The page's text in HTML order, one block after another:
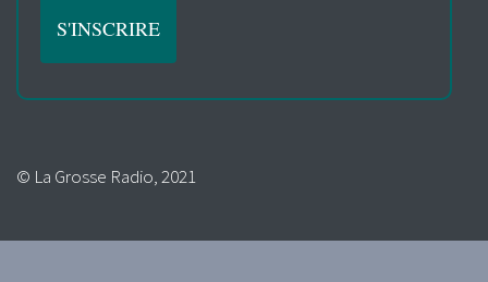
© La Grosse Radio, 2021